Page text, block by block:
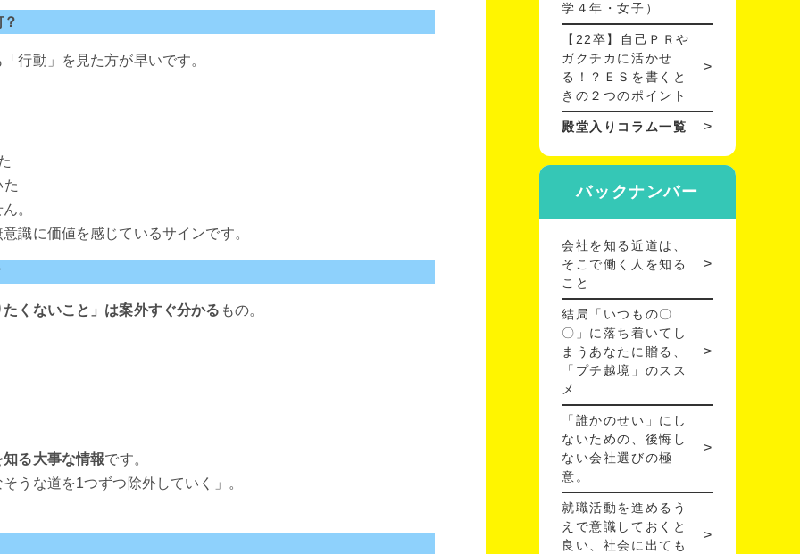
行動」を見た方が早いです。
た
。
識に価値を感じているサインです。
たくないこと」は案外すぐ分かる もの。
る大事な情報です。
うな道を1つずつ除外していく」。
学４年・女子）
【22卒】自己ＰＲや
ガクチカに活かせ
る！？ＥＳを書くと
きの２つのポイント
殿堂入りコラム一覧
バックナンバー
会社を知る近道は、
そこで働く人を知る
こと
結局「いつもの〇
〇」に落ち着いてし
まうあなたに贈る、
「プチ越境」のスス
メ
「誰かのせい」にし
ないための、後悔し
ない会社選びの極
意。
就職活動を進めるう
えで意識しておくと
良い、社会に出ても